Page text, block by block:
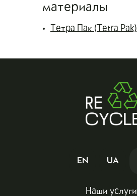
материалы
Тетра Пак (Tetra Pak)
Наши услуги
UA
EN